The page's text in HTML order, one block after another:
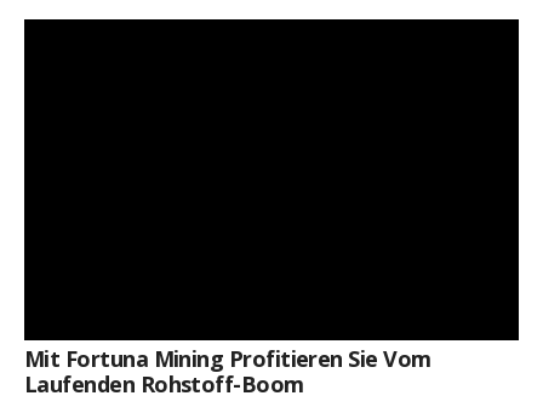
Mit Fortuna Mining Profitieren Sie Vom
Laufenden Rohstoff-Boom